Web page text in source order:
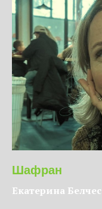
Шафран
Екатерина Белчес